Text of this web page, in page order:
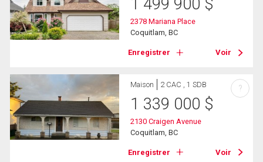
1 499 900 $
2378 Mariana Place
Coquitlam, BC
Enregistrer Voir
Maison 2 CAC , 1 SDB
1 339 000 $
2130 Craigen Avenue
Coquitlam, BC
Enregistrer Voir
?